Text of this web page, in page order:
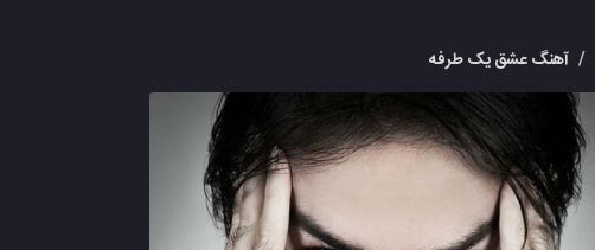
/ آهنگ عشق یک طرفه